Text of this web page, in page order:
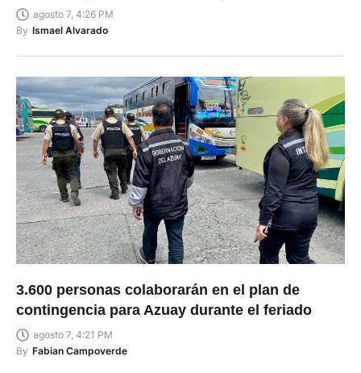
agosto 7, 4:26 PM
By Ismael Alvarado
3.600 personas colaborarán en el plan de
contingencia para Azuay durante el feriado
agosto 7, 4:21 PM
By Fabian Campoverde